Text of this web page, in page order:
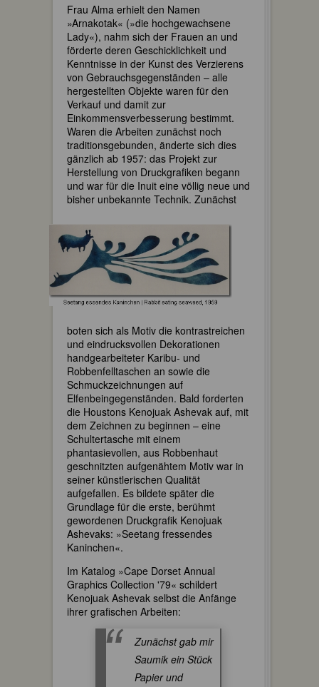
Frau Alma erhielt den Namen
»Arnakotak« (»die hochgewachsene
Lady«), nahm sich der Frauen an und
förderte deren Geschicklichkeit und
Kenntnisse in der Kunst des Verzierens
von Gebrauchsgegenständen – alle
hergestellten Objekte waren für den
Verkauf und damit zur
Einkommensverbesserung bestimmt.
Waren die Arbeiten zunächst noch
traditionsgebunden, änderte sich dies
gänzlich ab 1957: das Projekt zur
Herstellung von Druckgrafiken begann
und war für die Inuit eine völlig neue und
bisher unbekannte Technik. Zunächst
boten sich als Motiv die kontrastreichen
und eindrucksvollen Dekorationen
handgearbeiteter Karibu- und
Robbenfelltaschen an sowie die
Schmuckzeichnungen auf
Elfenbeingegenständen. Bald forderten
die Houstons Kenojuak Ashevak auf, mit
dem Zeichnen zu beginnen – eine
Schultertasche mit einem
phantasievollen, aus Robbenhaut
geschnitzten aufgenähtem Motiv war in
seiner künstlerischen Qualität
aufgefallen. Es bildete später die
Grundlage für die erste, berühmt
gewordenen Druckgrafik Kenojuak
Ashevaks: »Seetang fressendes
Kaninchen«.
Im Katalog »Cape Dorset Annual
Graphics Collection '79« schildert
Kenojuak Ashevak selbst die Anfänge
ihrer grafischen Arbeiten:
Zunächst gab mir
Saumik ein Stück
Papier und